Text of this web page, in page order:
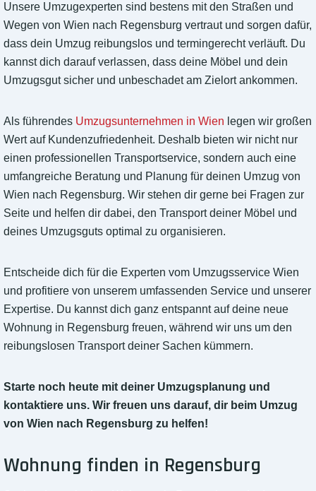
Unsere Umzugexperten sind bestens mit den Straßen und
Wegen von Wien nach Regensburg vertraut und sorgen dafür,
dass dein Umzug reibungslos und termingerecht verläuft. Du
kannst dich darauf verlassen, dass deine Möbel und dein
Umzugsgut sicher und unbeschadet am Zielort ankommen.
Als führendes Umzugsunternehmen in Wien legen wir großen
Wert auf Kundenzufriedenheit. Deshalb bieten wir nicht nur
einen professionellen Transportservice, sondern auch eine
umfangreiche Beratung und Planung für deinen Umzug von
Wien nach Regensburg. Wir stehen dir gerne bei Fragen zur
Seite und helfen dir dabei, den Transport deiner Möbel und
deines Umzugsguts optimal zu organisieren.
Entscheide dich für die Experten vom Umzugsservice Wien
und profitiere von unserem umfassenden Service und unserer
Expertise. Du kannst dich ganz entspannt auf deine neue
Wohnung in Regensburg freuen, während wir uns um den
reibungslosen Transport deiner Sachen kümmern.
Starte noch heute mit deiner Umzugsplanung und
kontaktiere uns. Wir freuen uns darauf, dir beim Umzug
von Wien nach Regensburg zu helfen!
Wohnung finden in Regensburg